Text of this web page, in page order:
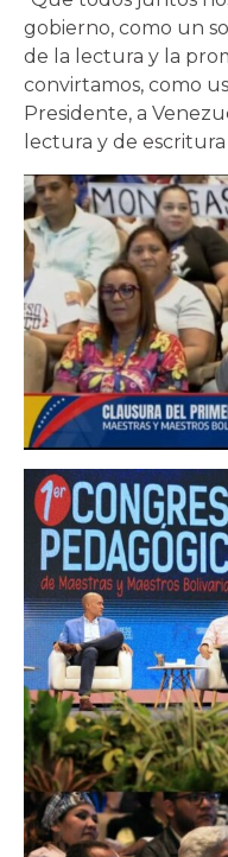
gobierno, como un
de la lectura y la
convirtamos, como
Presidente, a
lectura y de